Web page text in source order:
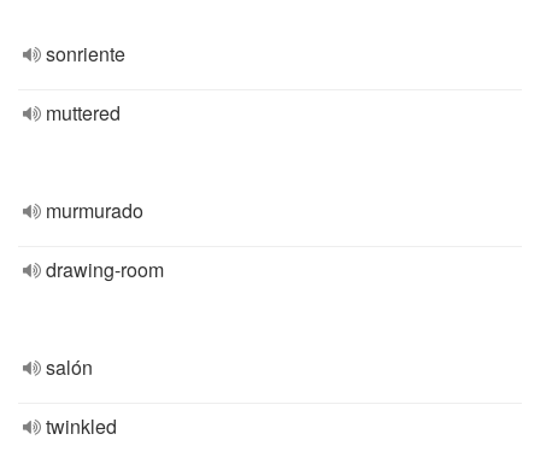
sonriente
muttered
murmurado
drawing-room
salón
twinkled